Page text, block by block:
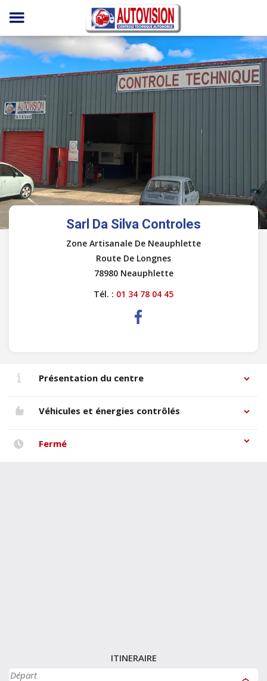
Panneau de gestion des cookies
Sarl Da Silva Controles
Zone Artisanale De Neauphlette
Route De Longnes
78980 Neauphlette
Tél. : 01 34 78 04 45
Présentation du centre
Véhicules et énergies contrôlés
Fermé
ITINERAIRE